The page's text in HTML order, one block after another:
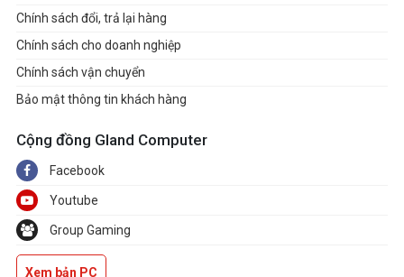
Chính sách đổi, trả lại hàng
Chính sách cho doanh nghiệp
Chính sách vận chuyển
Bảo mật thông tin khách hàng
Cộng đồng Gland Computer
Facebook
Youtube
Group Gaming
Xem bản PC